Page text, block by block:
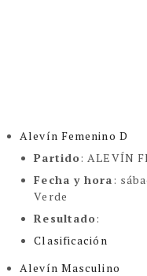
Alevín Femenino D
Partido: ALEVÍN
Fecha y hora:
Verde
Resultado:
Clasificación
Alevín Masculino